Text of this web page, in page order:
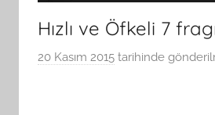
Hızlı ve Öfkeli 7
20 Kasım 2015 tarihinde